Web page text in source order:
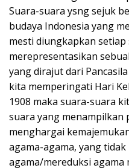
Suara-suara ysng sejuk
budaya Indonesia yang
mesti diungkapkan
merepresentasikan
yang dirajut dari
kita memperingati Hari
1908 maka suara-suara
suara yang menampilkan
menghargai
agama-agama, yang
agama/mereduksi